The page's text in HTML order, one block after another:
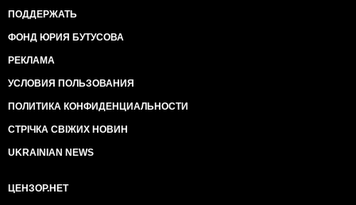
ПОДДЕРЖАТЬ
ФОНД ЮРИЯ БУТУСОВА
РЕКЛАМА
УСЛОВИЯ ПОЛЬЗОВАНИЯ
ПОЛИТИКА КОНФИДЕНЦИАЛЬНОСТИ
СТРІЧКА СВІЖИХ НОВИН
UKRAINIAN NEWS
ЦЕНЗОР.НЕТ